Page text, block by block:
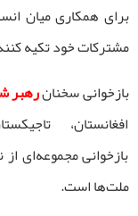
برای همکاری میان
مشترکات خود تکیه
بازخوانی سخنانرهبر
افغانستان،
بازخوانی مجموعه‌ای
ملت‌ها است.